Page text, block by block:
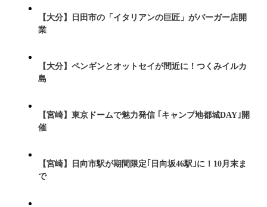
【大分】日田市の「イタリアンの巨匠」がバーガー店開
業
【大分】ペンギンとオットセイが間近に！つくみイルカ
島
【宮崎】東京ドームで魅力発信 ｢キャンプ地都城DAY｣開
催
【宮崎】日向市駅が期間限定｢日向坂46駅｣に！10月末ま
で